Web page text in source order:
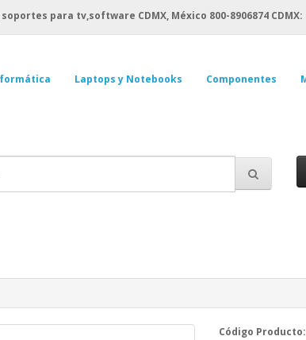
para tv,software CDMX, México 800-8906874
Laptops y Notebooks Componentes
Código Producto: